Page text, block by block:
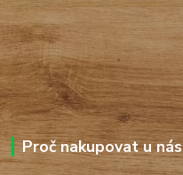
Proč nakupovat u nás